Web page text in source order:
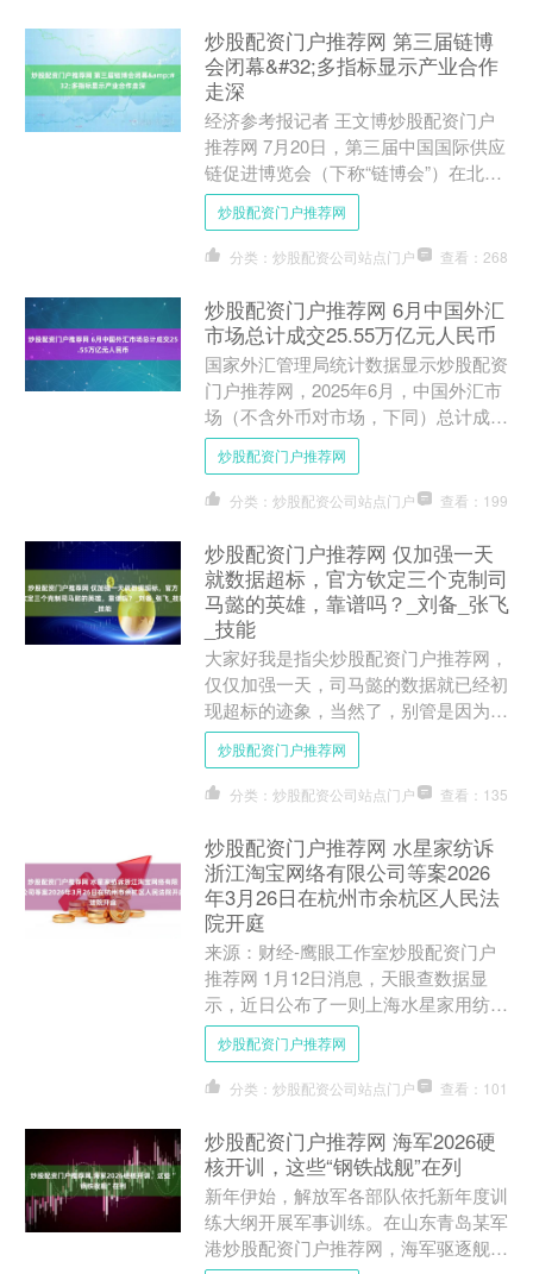
炒股配资门户推荐网 第三届链博
会闭幕&#32;多指标显示产业合作
走深
经济参考报记者 王文博炒股配资门户
推荐网 7月20日，第三届中国国际供应
链促进博览会（下称“链博会”）在北京
闭幕。记者在闭幕发布会上获悉，本届
链博会参展规模、观....
炒股配资门户推荐网
分类：炒股配资公司站点门户 查看：268
炒股配资门户推荐网 6月中国外汇
市场总计成交25.55万亿元人民币
国家外汇管理局统计数据显示炒股配资
门户推荐网，2025年6月，中国外汇市
场（不含外币对市场，下同）总计成交
25.55万亿元人民币（等值3.56万亿美
元）。其中，....
炒股配资门户推荐网
分类：炒股配资公司站点门户 查看：199
炒股配资门户推荐网 仅加强一天
就数据超标，官方钦定三个克制司
马懿的英雄，靠谱吗？_刘备_张飞
_技能
大家好我是指尖炒股配资门户推荐网，
仅仅加强一天，司马懿的数据就已经初
现超标的迹象，当然了，别管是因为数
值提升所致，还是因为皮肤特效太淡的
关系，毕竟数据不会骗人，....
炒股配资门户推荐网
分类：炒股配资公司站点门户 查看：135
炒股配资门户推荐网 水星家纺诉
浙江淘宝网络有限公司等案2026
年3月26日在杭州市余杭区人民法
院开庭
来源：财经-鹰眼工作室炒股配资门户
推荐网 1月12日消息，天眼查数据显
示，近日公布了一则上海水星家用纺织
品股份有限公司作为原告/上诉人的开
庭公告，案号为（202....
炒股配资门户推荐网
分类：炒股配资公司站点门户 查看：101
炒股配资门户推荐网 海军2026硬
核开训，这些“钢铁战舰”在列
新年伊始，解放军各部队依托新年度训
练大纲开展军事训练。在山东青岛某军
港炒股配资门户推荐网，海军驱逐舰某